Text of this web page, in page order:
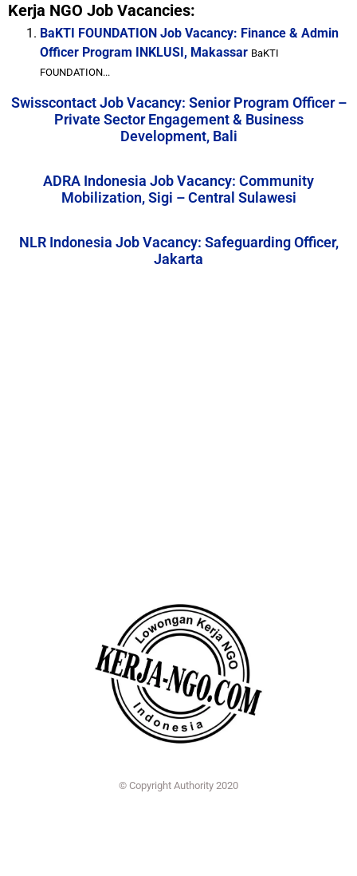
Kerja NGO Job Vacancies:
BaKTI FOUNDATION Job Vacancy: Finance & Admin
Officer Program INKLUSI, Makassar BaKTI
FOUNDATION...
Swisscontact Job Vacancy: Senior Program Officer –
Private Sector Engagement & Business
Development, Bali
ADRA Indonesia Job Vacancy: Community
Mobilization, Sigi – Central Sulawesi
NLR Indonesia Job Vacancy: Safeguarding Officer,
Jakarta
© Copyright Authority 2020